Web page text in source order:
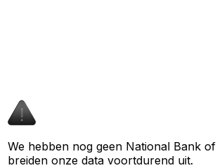
We hebben nog geen National Bank
breiden onze data voortdurend uit.